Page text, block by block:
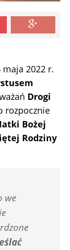
2022 r.
Drogi
rozpocznie
Bożej
Rodziny
we